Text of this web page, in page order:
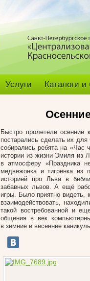
Услуги Каталоги
Быстро пролетели осенние
постарались сделать их
собирались ребята на «Час
истории из жизни Эмиля из
в атмосферу «Праздника
медвежонка и тигрёнка из
историей про Льва в
забавных львов. А ещё
игры. Было приятно видеть,
взаимодействовать,
такой востребованной и
общения в век
в зимние и весенние